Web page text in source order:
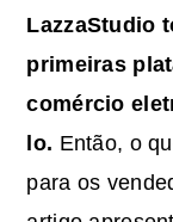
LazzaStudio
primeiras
comércio
lo. Então, o
para os